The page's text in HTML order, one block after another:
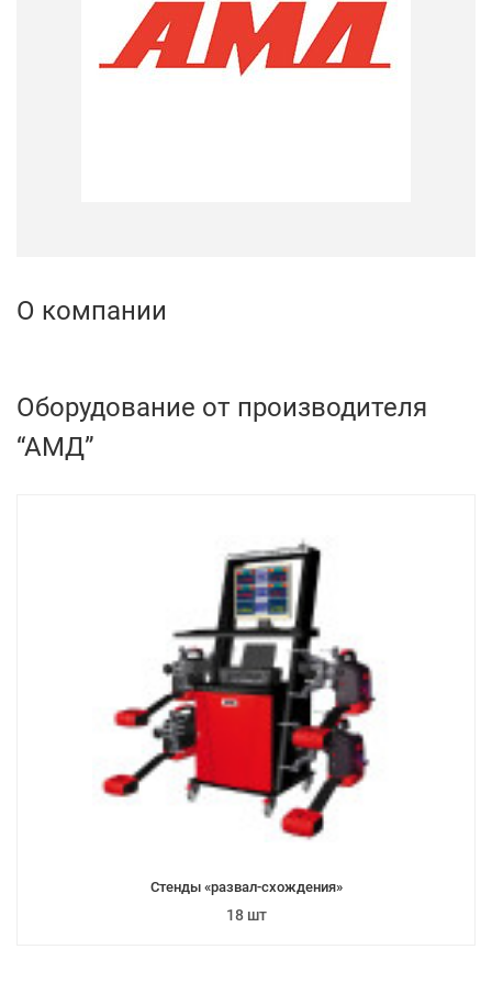
О компании
Оборудование от производителя
“АМД”
Стенды «развал-схождения»
18 шт